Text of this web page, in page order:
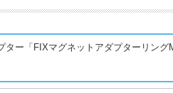
「FIXマグネットアダプターリング